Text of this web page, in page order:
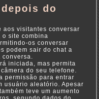
do
aos visitantes conversar
site combina
os conversar
podem sair do chat a
iniciada, mas permita
do seu telefone.
permissão para entrar
usuário aleatório. Apesar
teve um aumento